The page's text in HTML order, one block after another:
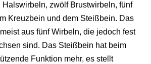
Halswirbeln, zwölf Brustwirbeln, fünf
Kreuzbein und dem Steißbein. Das
aus fünf Wirbeln, die jedoch fest
sind. Das Steißbein hat beim
Funktion mehr, es stellt